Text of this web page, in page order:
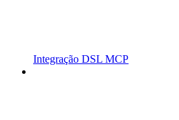
Integração DSL MCP